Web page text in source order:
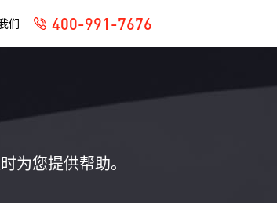
们 400-991-7676
为您提供帮助。